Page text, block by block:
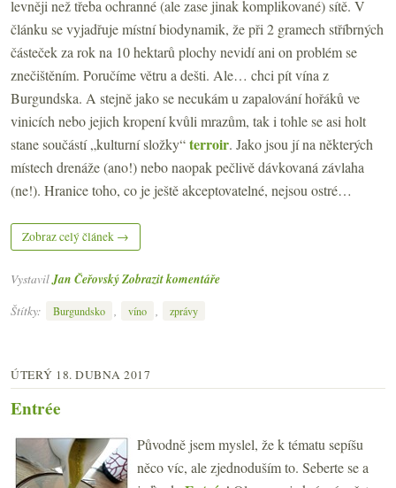
levněji než třeba ochranné (ale zase jinak komplikované) sítě. V
článku se vyjadřuje místní biodynamik, že při 2 gramech stříbrných
částeček za rok na 10 hektarů plochy nevidí ani on problém se
znečištěním. Poručíme větru a dešti. Ale… chci pít vína z
Burgundska. A stejně jako se necukám u zapalování hořáků ve
vinicích nebo jejich kropení kvůli mrazům, tak i tohle se asi holt
stane součástí „kulturní složky“terroir. Jako jsou jí na některých
místech drenáže (ano!) nebo naopak pečlivě dávkovaná závlaha
(ne!). Hranice toho, co je ještě akceptovatelné, nejsou ostré…
Zobraz celý článek →
VystavilJan ČeřovskýZobrazit komentáře
Štítky:
Burgundsko , víno , zprávy
ÚTERÝ 18. DUBNA 2017
Entrée
Původně jsem myslel, že k tématu sepíšu
něco víc, ale zjednoduším to. Seberte se a